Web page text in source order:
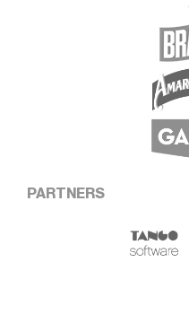
PARTNERS